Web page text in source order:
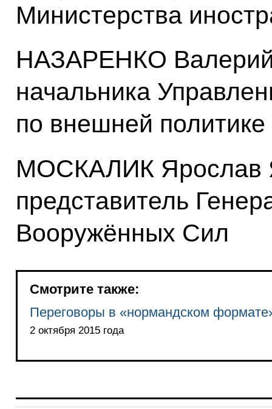
Министерства
НАЗАРЕНКО Валерий
начальника
по внешней политике
МОСКАЛИК Ярослав
представитель
Вооружённых Сил
Смотрите также:
Переговоры в «нормандском
2 октября 2015 года